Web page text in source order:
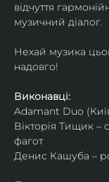
відчуття
музичний діалог.
Нехай музика
надовго!
Виконавці:
Adamant Duo
Вікторія Тищик –
фагот
Денис Кашуба –